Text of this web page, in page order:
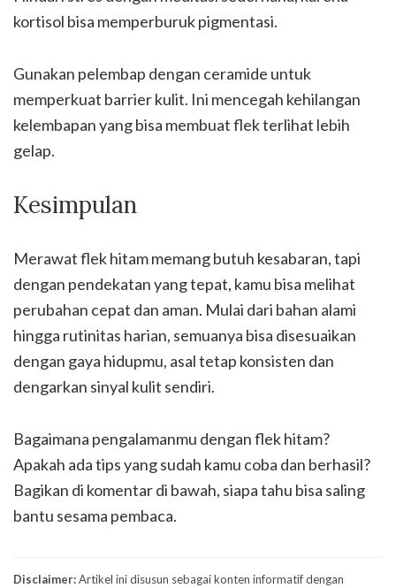
kortisol bisa memperburuk pigmentasi.
Gunakan pelembap dengan ceramide untuk
memperkuat barrier kulit. Ini mencegah kehilangan
kelembapan yang bisa membuat flek terlihat lebih
gelap.
Kesimpulan
Merawat flek hitam memang butuh kesabaran, tapi
dengan pendekatan yang tepat, kamu bisa melihat
perubahan cepat dan aman. Mulai dari bahan alami
hingga rutinitas harian, semuanya bisa disesuaikan
dengan gaya hidupmu, asal tetap konsisten dan
dengarkan sinyal kulit sendiri.
Bagaimana pengalamanmu dengan flek hitam?
Apakah ada tips yang sudah kamu coba dan berhasil?
Bagikan di komentar di bawah, siapa tahu bisa saling
bantu sesama pembaca.
Disclaimer:Artikel ini disusun sebagai konten informatif dengan